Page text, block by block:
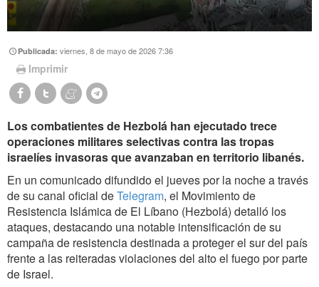
Publicada:viernes, 8 de mayo de 2026 7:36
Imprimir
Los combatientes de Hezbolá han ejecutado trece
operaciones militares selectivas contra las tropas
israelíes invasoras que avanzaban en territorio libanés.
En un comunicado difundido el jueves por la nochea través
de su canal oficial deTelegram, el Movimiento de
Resistencia Islámica de El Líbano (Hezbolá) detalló los
ataques, destacando una notable intensificación de su
campaña de resistencia destinada a proteger el sur del país
frente a las reiteradas violaciones del alto el fuego por parte
de Israel.